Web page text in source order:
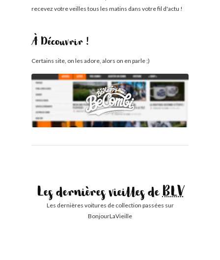
recevez votre veilles tous les matins dans votre fil d'actu !
À Découvrir !
Certains site, on les adore, alors on en parle ;)
Les dernières vieilles deBLV
Les dernières voitures de collection passées sur
BonjourLaVieille